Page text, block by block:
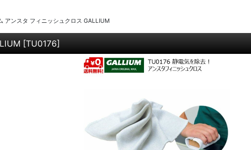
アンスタ フィニッシュクロス GALLIUM
[TU0176]